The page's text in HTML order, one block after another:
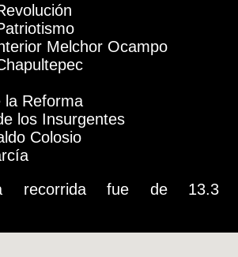
Melchor Ocampo
la Reforma
los Insurgentes
Colosio
recorrida fue de 13.3